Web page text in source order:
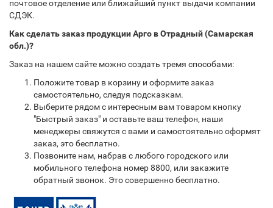
почтовое отделение или ближайший пункт выдачи компании
СДЭК.
Как сделать заказ продукции Арго в Отрадный (Самарская
обл.)?
Заказ на нашем сайте можно создать тремя способами:
Положите товар в корзину и оформите заказ
самостоятельно, следуя подсказкам.
Выберите рядом с интересным вам товаром кнопку
"Быстрый заказ" и оставьте ваш телефон, наши
менеджеры свяжутся с вами и самостоятельно оформят
заказ, это бесплатно.
Позвоните нам, набрав с любого городского или
мобильного телефона номер 8800, или закажите
обратный звонок. Это совершенно бесплатно.